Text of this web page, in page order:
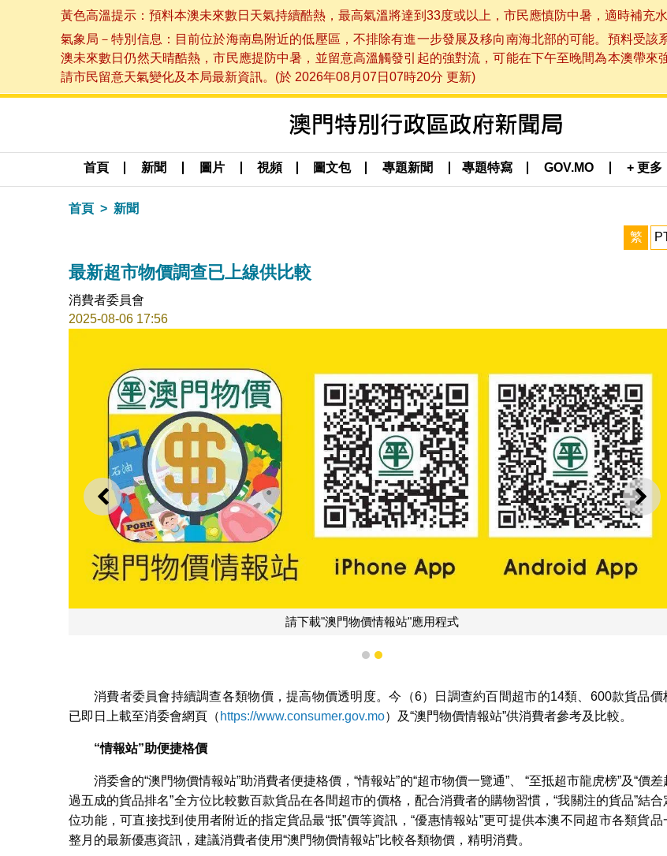
黃色高溫提示：預料本澳未來數日天氣持續酷熱，最高氣溫將達到33度或以上，市民應慎防中暑，適時補充
氣象局－特別信息：目前位於海南島附近的低壓區，不排除有進一步發展及移向南海北部的可能。預料受
澳未來數日仍然天晴酷熱，市民應提防中暑，並留意高溫觸發引起的強對流，可能在下午至晚間為本澳帶來
請市民留意天氣變化及本局最新資訊。(於 2026年08月07日07時20分 更新)
首頁 新聞 圖片 視頻 圖文包 專題新聞 專題特寫 GOV.MO + 更多
首頁 新聞
繁
最新超市物價調查已上線供比較
消費者委員會
2025-08-06 17:56
上一則 下
請下載"澳門物價情報站"應用程式
1 2
消費者委員會持續調查各類物價，提高物價透明度。今（6）日調查約百間超市的14類、600款貨品價
已即日上載至消委會網頁（ https://www.consumer.gov.mo）及“澳門物價情報站”供消費者參考及比較。
“情報站”助便捷格價
消委會的“澳門物價情報站”助消費者便捷格價，“情報站”的“超市物價一覽通”、 “至抵超市龍虎榜”及“價差
過五成的貨品排名”全方位比較數百款貨品在各間超市的價格，配合消費者的購物習慣，“我關注的貨品”結合
位功能，可直接找到使用者附近的指定貨品最“抵”價等資訊，“優惠情報站”更可提供本澳不同超市各類貨品
整月的最新優惠資訊，建議消費者使用“澳門物價情報站”比較各類物價，精明消費。